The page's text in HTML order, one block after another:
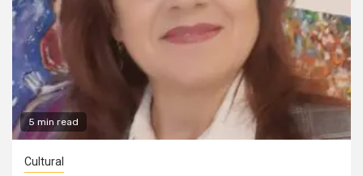
5 min read
Cultural